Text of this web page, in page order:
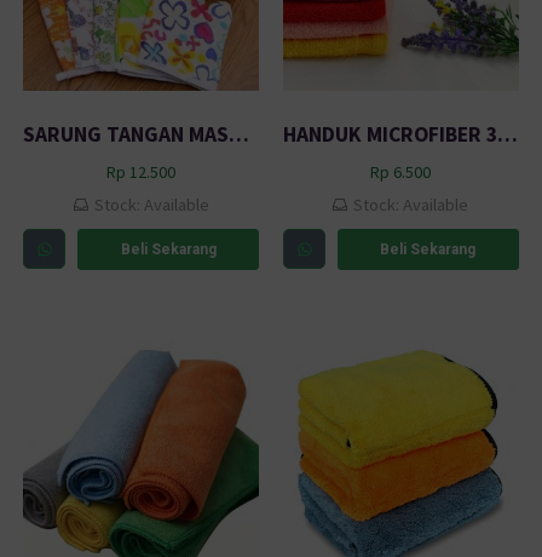
SARUNG TANGAN MASAK GOOD QUALITY WARNA
Rp 12.500
Stock: Available
Beli Sekarang
HANDUK MICROFIBER 30 X 30 CM 40 G MULTI COLOR
Rp 6.500
Stock: Available
Beli Sekarang